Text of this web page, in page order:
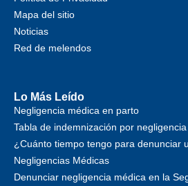
Mapa del sitio
Noticias
Red de melendos
Lo Más Leído
Negligencia médica en parto
Tabla de indemnización por
¿Cuánto tiempo tengo para denunciar
Negligencias Médicas
Denunciar negligencia médica en la